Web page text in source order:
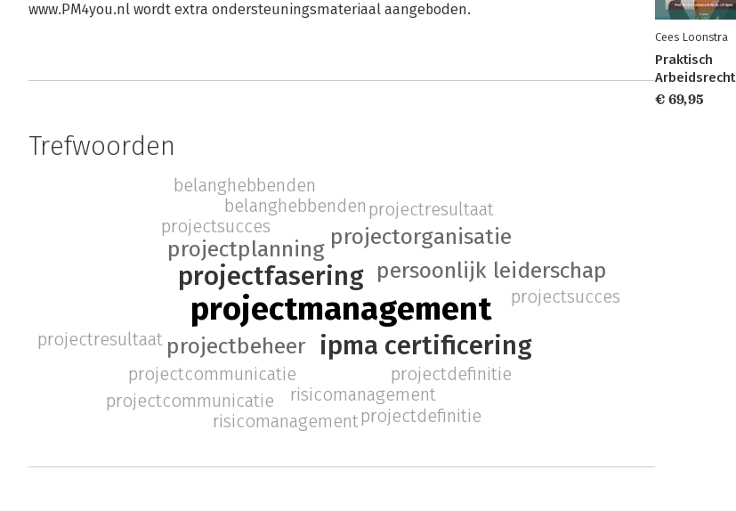
www.PM4you.nl wordt extra ondersteuningsmateriaal aangeboden.
Trefwoorden
projectmanagement
projectfasering
ipma certificering
projectplanning
projectbeheer
projectorganisatie
persoonlijk leiderschap
projectdefinitie
risicomanagement
projectcommunicatie
projectsucces
belanghebbenden projectresultaat
projectdefinitie
risicomanagement
projectcommunicatie
projectsucces
belanghebbenden
projectresultaat
Cees Loonstra
Praktisch
Arbeidsrecht
€ 69,95